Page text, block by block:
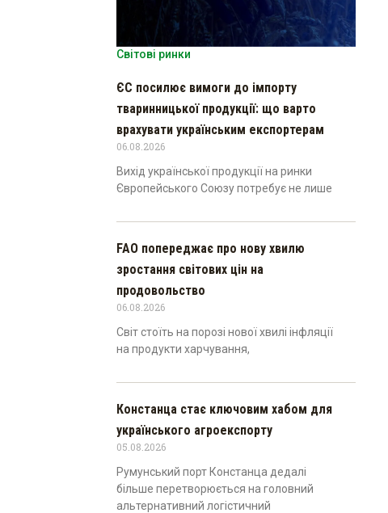
Світові ринки
ЄС посилює вимоги до імпорту
тваринницької продукції: що варто
врахувати українським експортерам
06.08.2026
Вихід української продукції на ринки
Європейського Союзу потребує не лише
FAO попереджає про нову хвилю
зростання світових цін на
продовольство
06.08.2026
Світ стоїть на порозі нової хвилі інфляції
на продукти харчування,
Констанца стає ключовим хабом для
українського агроекспорту
05.08.2026
Румунський порт Констанца дедалі
більше перетворюється на головний
альтернативний логістичний